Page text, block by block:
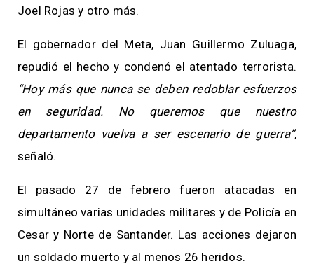
Joel Rojas y otro más.
El gobernador del Meta, Juan Guillermo Zuluaga,
repudió el hecho y condenó el atentado terrorista.
“Hoy más que nunca se deben redoblar esfuerzos
en seguridad. No queremos que nuestro
departamento vuelva a ser escenario de guerra”,
señaló.
El pasado 27 de febrero fueron atacadas en
simultáneo varias unidades militares y de Policía en
Cesar y Norte de Santander. Las acciones dejaron
un soldado muerto y al menos 26 heridos.